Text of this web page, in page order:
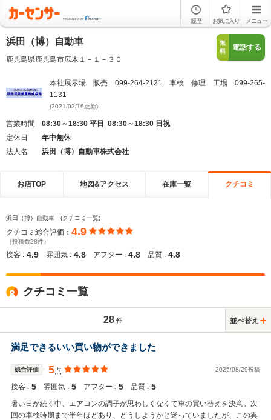
履歴 お気に入り メニュー
浜田（博）自動車
鹿児島県鹿児島市広木１－１－３０
無
料
電話する
本社展示場 販売 099-264-2121 車検 修理 工場 099-265-
1131
(2021/03/16更新)
営業時間
08:30～18:30 平日 08:30～18:30 日祝
定休日
年中無休
法人名
浜田（博）自動車株式会社
お店TOP 地図&アクセス 在庫一覧 クチコミ
浜田（博）自動車 (クチコミ一覧)
クチコミ総合評価： 4.9
（投稿数28件）
接客 : 4.9 雰囲気 : 4.8 アフター : 4.8 品質 : 4.8
クチコミ一覧
28 件 並べ替え
満足できるいい買い物ができました
総合評価 5点 2025/08/29投稿
接客 : 5 雰囲気 : 5 アフター : 5 品質 : 5
暑い日が続く中、エアコンの調子が思わしくなくて車の買い替えを決意。次
回の車検時期まで半年ほどあり、どうしようかと迷っていましたが、この異